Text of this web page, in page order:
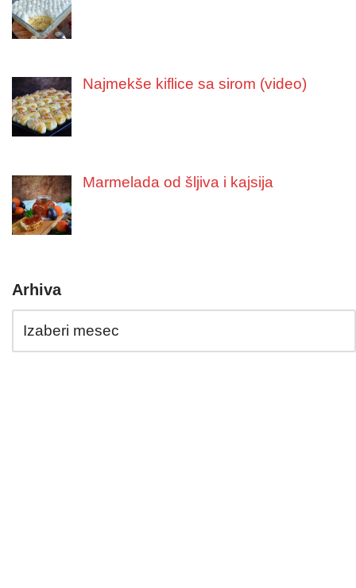
Najmekše kiflice sa sirom (video)
Marmelada od šljiva i kajsija
Arhiva